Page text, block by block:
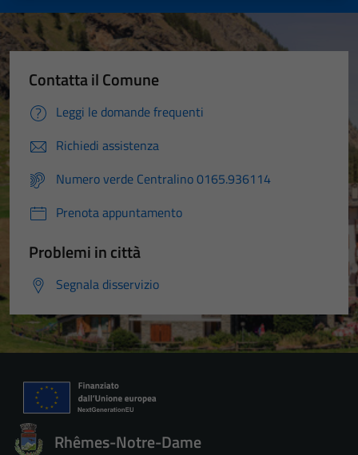
Contatta il Comune
Leggi le domande frequenti
Richiedi assistenza
Numero verde Centralino 0165.936114
Prenota appuntamento
Problemi in città
Segnala disservizio
Rhêmes-Notre-Dame